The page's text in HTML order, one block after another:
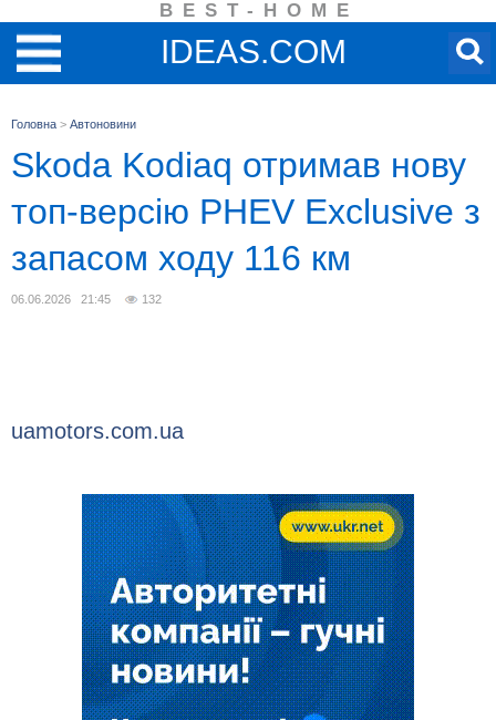
BEST-HOME
IDEAS.COM
Головна > Автоновини
Skoda Kodiaq отримав нову
топ-версію PHEV Exclusive з
запасом ходу 116 км
06.06.2026 21:45 132
uamotors.com.ua